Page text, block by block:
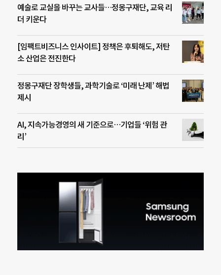
예술로 교실을 바꾸는 교사들…정몽구재단, 교육 리
더 키운다
[임팩트비즈니스 인사이트] 정책은 후퇴해도, 저탄
소 산업은 전진한다
정몽구재단 장학생들, 과학기술로 ‘미래 난제’ 해법
제시
AI, 지속가능경영의 새 기준으로…기업들 ‘위험 관
리’